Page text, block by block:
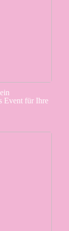
Event für Ihre